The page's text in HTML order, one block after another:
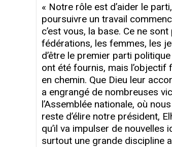
« Notre rôle est d’aider le
poursuivre un travail
c’est vous, la base. Ce ne
fédérations, les femmes, les
d’être le premier parti
ont été fournis, mais l’objectif
en chemin. Que Dieu leur
a engrangé de nombreuses
l’Assemblée nationale, où
reste d’élire notre président,
qu’il va impulser de
surtout une grande discipline